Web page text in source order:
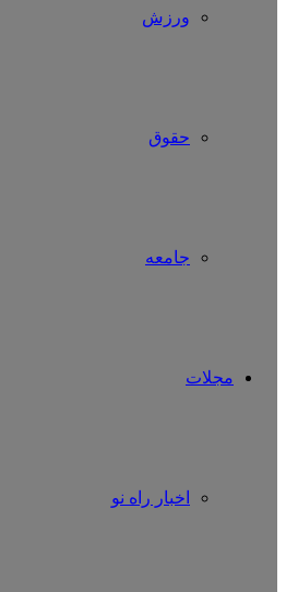
ورزش
حقوق
جامعه
مجلات
اخبار راه نو